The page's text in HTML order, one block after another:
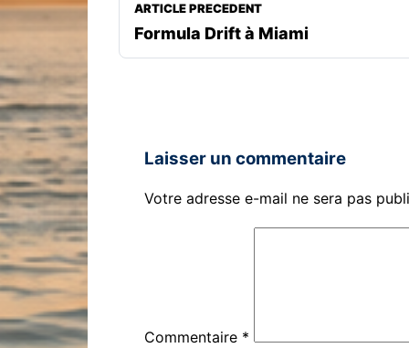
ARTICLE PRECEDENT
Formula Drift à Miami
Laisser un commentaire
Votre adresse e-mail ne sera pas
Commentaire *